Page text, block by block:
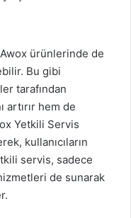
ürünlerinde de
Bu gibi
tarafından
artırır hem de
Yetkili Servis
kullanıcıların
servis, sadece
de sunarak